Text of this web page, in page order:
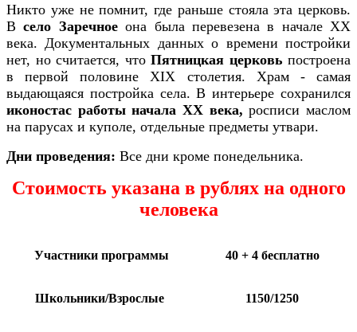
Никто уже не помнит, где раньше стояла эта церковь.
Всело Заречноеона была перевезена в начале XX
века. Документальных данных о времени постройки
нет, но считается, что Пятницкая церковь построена
в первой поло­вине XIX столетия. Храм - самая
выдающаяся постройка села. В интерьере сохранился
иконостас работы начала XX века, росписи маслом
на парусах и куполе, отдельные предметы утвари.
Дни проведения: Все дни кроме понедельника.
Стоимость указана в рублях на одного
человека
Участники программы 40 + 4 бесплатно
Школьники/Взрослые 1150/1250